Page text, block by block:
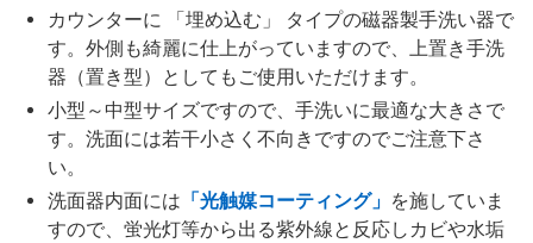
カウンターに 「埋め込む」 タイプの磁器製手洗い器で
す。外側も綺麗に仕上がっていますので、上置き手洗
器（置き型）としてもご使用いただけます。
小型～中型サイズですので、手洗いに最適な大きさで
す。洗面には若干小さく不向きですのでご注意下さ
い。
洗面器内面には 「光触媒コーティング」 を施していま
すので、蛍光灯等から出る紫外線と反応しカビや水垢